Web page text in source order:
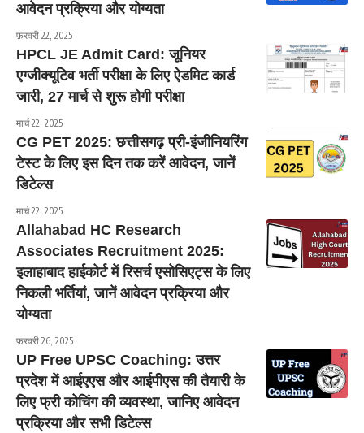
आवेदन प्रक्रिया और योग्यता
फ़रवरी 22, 2025
HPCL JE Admit Card: जूनियर
एग्जीक्यूटिव भर्ती परीक्षा के लिए ऐडमिट कार्ड
जारी, 27 मार्च से शुरू होगी परीक्षा
मार्च 22, 2025
CG PET 2025: छत्तीसगढ़ प्री-इंजीनियरिंग
टेस्ट के लिए इस दिन तक करें आवेदन, जानें
डिटेल्स
मार्च 22, 2025
Allahabad HC Research
Associates Recruitment 2025:
इलाहाबाद हाईकोर्ट में रिसर्च एसोसिएट्स के लिए
निकली भर्तियां, जानें आवेदन प्रक्रिया और
योग्यता
फ़रवरी 26, 2025
UP Free UPSC Coaching: उत्तर
प्रदेश में आईएएस और आईपीएस की तैयारी के
लिए फ्री कोचिंग की व्यवस्था, जानिए आवेदन
प्रक्रिया और सभी डिटेल्स